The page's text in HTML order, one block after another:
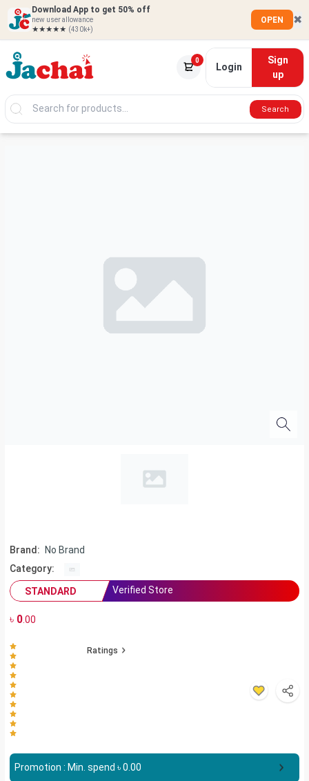
Download App to get 50% off
new user allowance
★★★★★ (430k+)
OPEN ✖
0
Login
Sign
up
Search
Brand:
No Brand
Category:
STANDARD
Verified Store
৳ 0.00
Ratings
Promotion : Min. spend ৳0.00